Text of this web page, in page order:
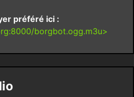
préféré ici :
borgbot.ogg.m3u>